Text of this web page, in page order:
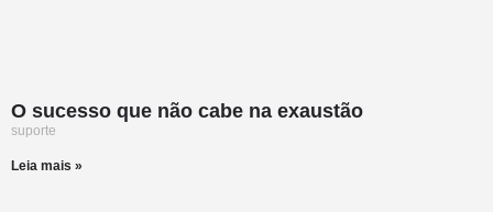
O sucesso que não cabe na exaustão
suporte
Leia mais »